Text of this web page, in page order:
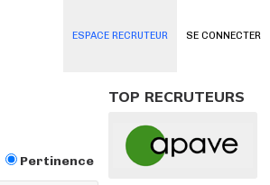
SE CONNECTER
ESPACE RECRUTEUR
Pertinence
TOP RECRUTEURS